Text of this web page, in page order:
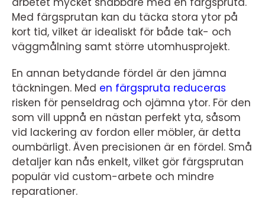
Med färgsprutan kan du täcka stora ytor på
kort tid, vilket är idealiskt för både tak- och
väggmålning samt större utomhusprojekt.
En annan betydande fördel är den jämna
täckningen. Med en färgspruta reduceras
risken för penseldrag och ojämna ytor. För den
som vill uppnå en nästan perfekt yta, såsom
vid lackering av fordon eller möbler, är detta
oumbärligt. Även precisionen är en fördel. Små
detaljer kan nås enkelt, vilket gör färgsprutan
populär vid custom-arbete och mindre
reparationer.